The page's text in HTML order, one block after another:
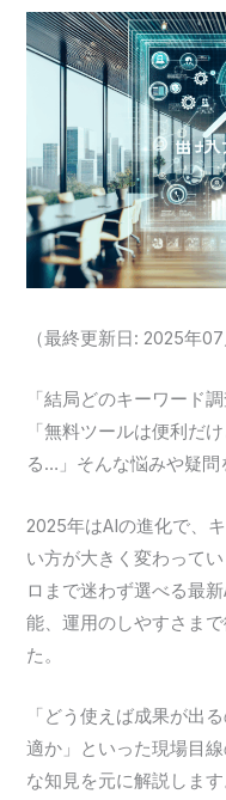
（最終更新日: 2025年07
「結局どのキーワード
「無料ツールは便利だ
る…」そんな悩みや疑問
2025年はAIの進化で、
い方が大きく変わって
ロまで迷わず選べる最
能、運用のしやすさま
た。
「どう使えば成果が出
適か」といった現場目
な知見を元に解説しま